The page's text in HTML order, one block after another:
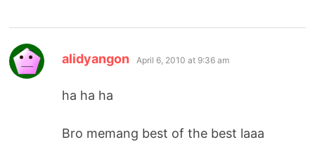
alidyangon says:
April 6, 2010 at 9:36 am
ha ha ha
Bro memang best of the best laaa